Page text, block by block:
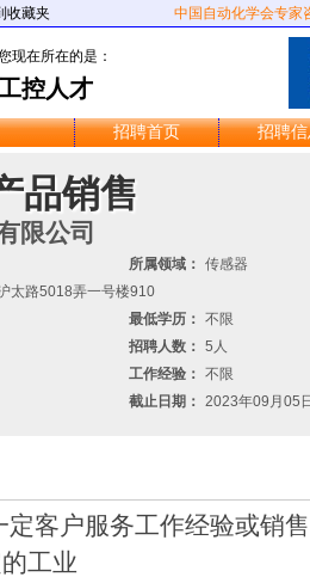
收藏夹 中国自动化学会专家
现在所在的是：
控人才
招聘首页 招聘
品销售
限公司
所属领域： 传感器
太路5018弄一号楼910
最低学历： 不限
招聘人数： 5人
工作经验： 不限
截止日期： 2023年09月05
定客户服务工作经验或销
工业